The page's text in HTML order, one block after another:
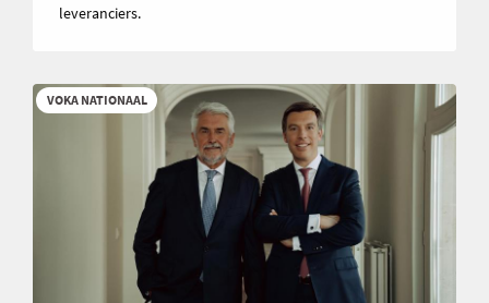
leveranciers.
VOKA NATIONAAL